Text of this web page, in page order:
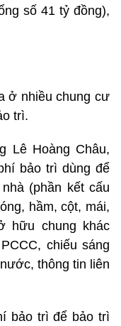
số 41 tỷ đồng),
ở nhiều chung cư
trì.
Lê Hoàng Châu,
bảo trì dùng để
(phần kết cấu
hầm, cột, mái,
hữu chung khác
chiếu sáng
thông tin liên
bảo trì để bảo trì